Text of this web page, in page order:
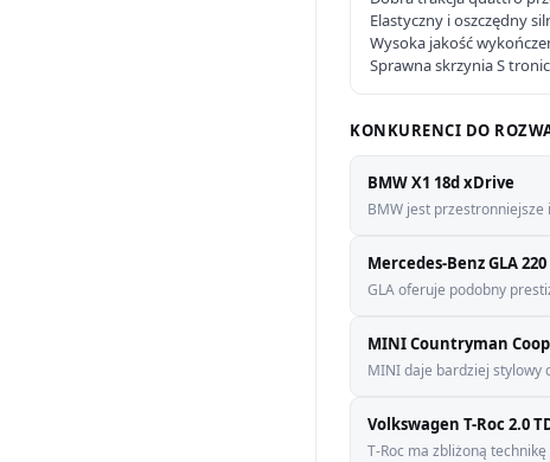
Elastyczny i oszczędny
Wysoka jakość
Sprawna skrzynia S
KONKURENCI DO
BMW X1 18d xDrive
BMW jest
Mercedes-Benz GLA 220
GLA oferuje podobny
MINI Countryman
MINI daje bardziej stylowy
Volkswagen T-Roc 2.0
T-Roc ma zbliżoną